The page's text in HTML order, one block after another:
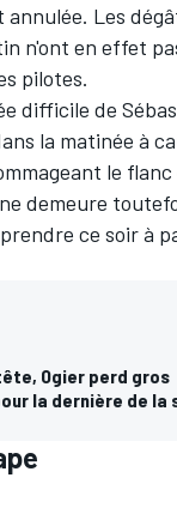
Les
n'ont en effet
pilotes.
difficile de
la matinée à
le
demeure
ce soir à
Ogier perd gros
la dernière de la